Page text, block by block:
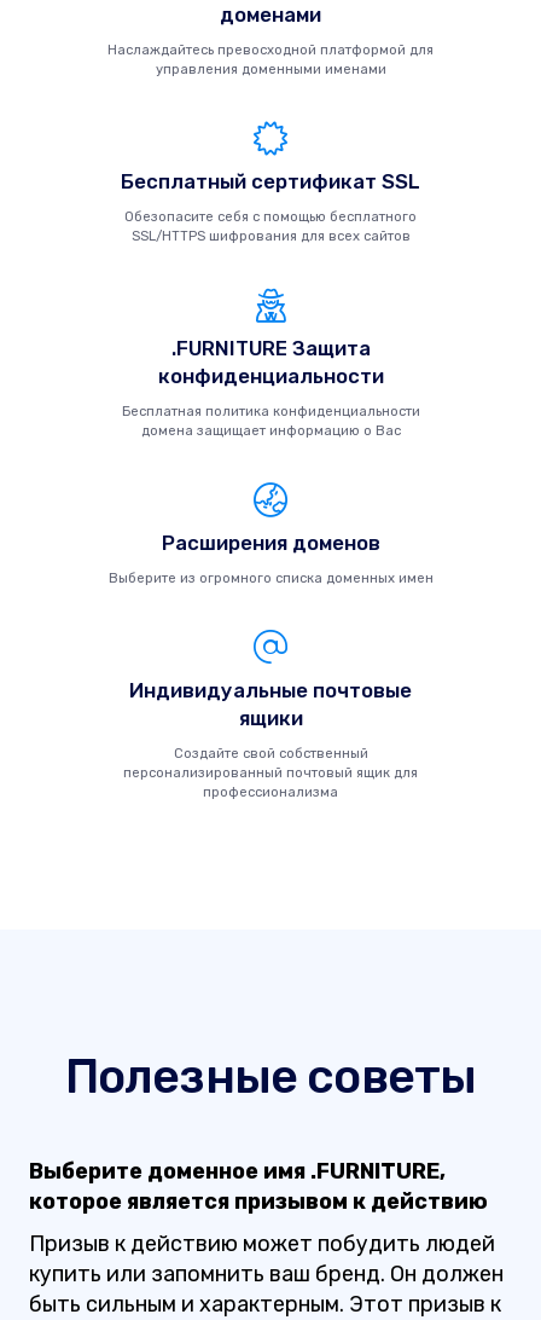
доменами
Наслаждайтесь превосходной платформой для
управления доменными именами
Бесплатный сертификат SSL
Обезопасите себя с помощью бесплатного
SSL/HTTPS шифрования для всех сайтов
.FURNITURE Защита
конфиденциальности
Бесплатная политика конфиденциальности
домена защищает информацию о Вас
Расширения доменов
Выберите из огромного списка доменных имен
Индивидуальные почтовые
ящики
Создайте свой собственный
персонализированный почтовый ящик для
профессионализма
Полезные советы
Выберите доменное имя .FURNITURE,
которое является призывом к действию
Призыв к действию может побудить людей
купить или запомнить ваш бренд. Он должен
быть сильным и характерным. Этот призыв к